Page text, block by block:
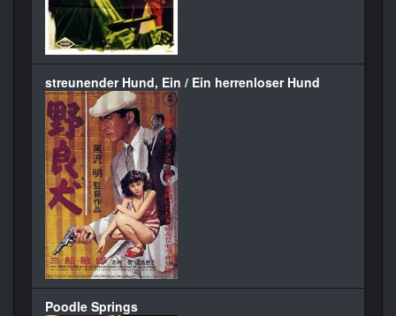
streunender Hund, Ein / Ein herrenloser Hund
Poodle Springs